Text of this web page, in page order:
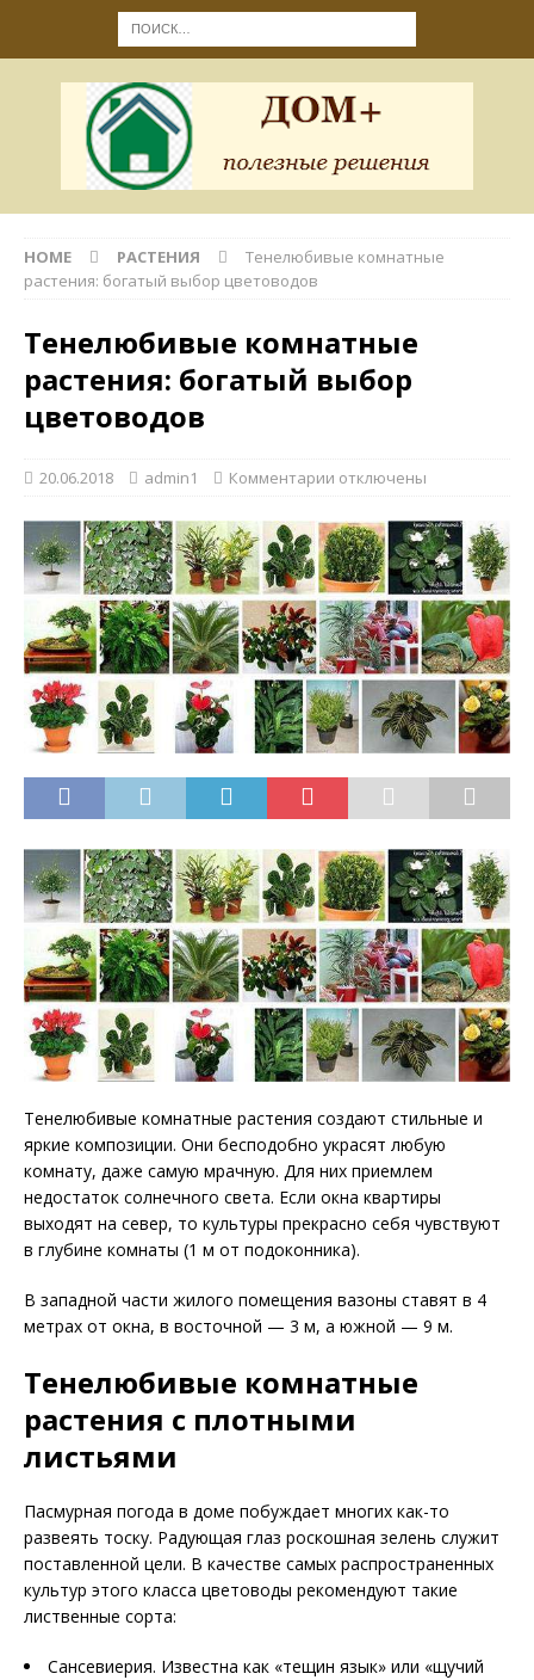
HOME РАСТЕНИЯ
Тенелюбивые комнатные
растения: богатый выбор цветоводов
Тенелюбивые комнатные
растения: богатый выбор
цветоводов
20.06.2018 admin1 Комментарии отключены
Тенелюбивые комнатные растения создают стильные и
яркие композиции. Они бесподобно украсят любую
комнату, даже самую мрачную. Для них приемлем
недостаток солнечного света. Если окна квартиры
выходят на север, то культуры прекрасно себя чувствуют
в глубине комнаты (1 м от подоконника).
В западной части жилого помещения вазоны ставят в 4
метрах от окна, в восточной — 3 м, а южной — 9 м.
Тенелюбивые комнатные
растения с плотными
листьями
Пасмурная погода в доме побуждает многих как-то
развеять тоску. Радующая глаз роскошная зелень служит
поставленной цели. В качестве самых распространенных
культур этого класса цветоводы рекомендуют такие
лиственные сорта:
Сансевиерия. Известна как «тещин язык» или «щучий